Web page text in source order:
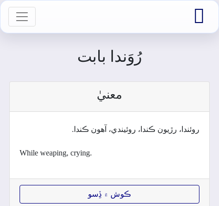

رُوَندا بابت
معنيٰ
روئندا، رڙيون ڪندا، روئيندي، آھون ڪندا.
While weaping, crying.
ڪوش ۾ ڏِسو